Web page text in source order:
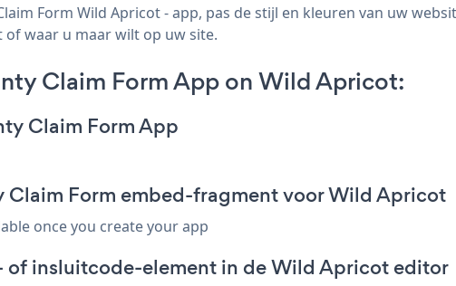
Form Wild Apricot - app, pas de stijl en kleuren van uw
waar u maar wilt op uw site.
Claim Form App on Wild Apricot:
Claim Form App
Claim Form embed-fragment voor Wild Apricot
once you create your app
of insluitcode-element in de Wild Apricot editor